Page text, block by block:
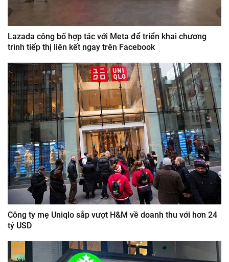
Lazada công bố hợp tác với Meta để triển khai chương
trình tiếp thị liên kết ngay trên Facebook
Công ty mẹ Uniqlo sắp vượt H&M về doanh thu với hơn 24
tỷ USD